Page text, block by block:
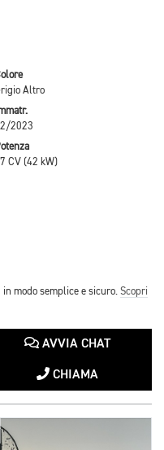
Altro
2023
CV (42 kW)
modo semplice e sicuro. Scopri
AVVIA CHAT
CHIAMA